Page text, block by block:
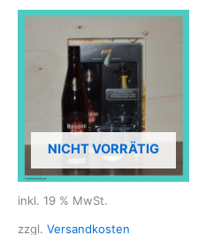
i
NICHT VORRÄTIG
inkl. 19 % MwSt.
zzgl. Versandkosten